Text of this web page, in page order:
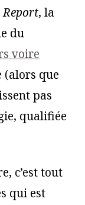
, la
du
voire
(alors que
pas
qualifiée
c’est tout
qui est